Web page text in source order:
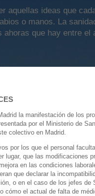
aquellas ideas que
o manos. La
ahoras que hay entre el
la manifestación de los
por el Ministerio de
colectivo en Madrid.
por los que el personal
lugar, que las modificaciones
en las condiciones
que declarar la
o en el caso de los jefes de
cómo el actual de falta de